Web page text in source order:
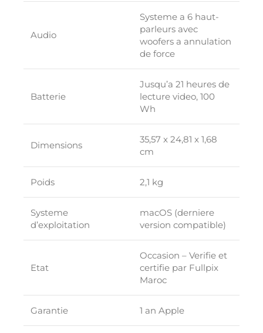
Audio
Systeme a 6 haut-
parleurs avec
woofers a annulation
de force
Batterie
Jusqu’a 21 heures de
lecture video, 100
Wh
Dimensions
35,57 x 24,81 x 1,68
cm
Poids 2,1 kg
Systeme
d’exploitation
macOS (derniere
version compatible)
Etat
Occasion – Verifie et
certifie par Fullpix
Maroc
Garantie 1 an Apple